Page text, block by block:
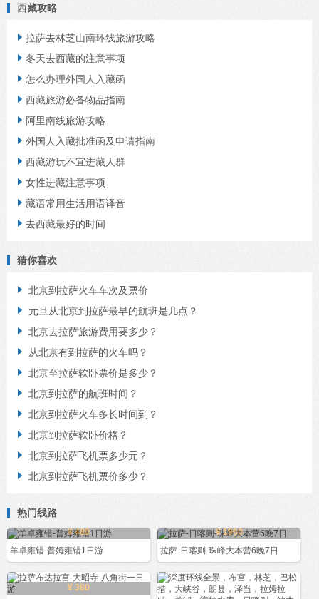
西藏攻略
 拉萨去林芝山南环线旅游攻略
 冬天去西藏的注意事项
 怎么办理外国人入藏函
 西藏旅游必备物品指南
 阿里南线旅游攻略
 外国人入藏批准函及申请指南
 西藏游玩不宜进藏人群
 女性进藏注意事项
 藏语常用生活用语译音
 去西藏最好的时间
猜你喜欢
 北京到拉萨火车车次及票价
 元旦从北京到拉萨最早的航班是几点？
 北京去拉萨旅游费用要多少？
 从北京有到拉萨的火车吗？
 北京至拉萨软卧票价是多少？
 北京到拉萨的航班时间？
 北京到拉萨火车多长时间到？
 北京到拉萨软卧价格？
 北京到拉萨飞机票多少元？
 北京到拉萨飞机票价多少？
热门线路
¥ 480
羊卓雍错-普姆雍错1日游
¥ 1960
拉萨-日喀则-珠峰大本营6晚7日
¥ 380